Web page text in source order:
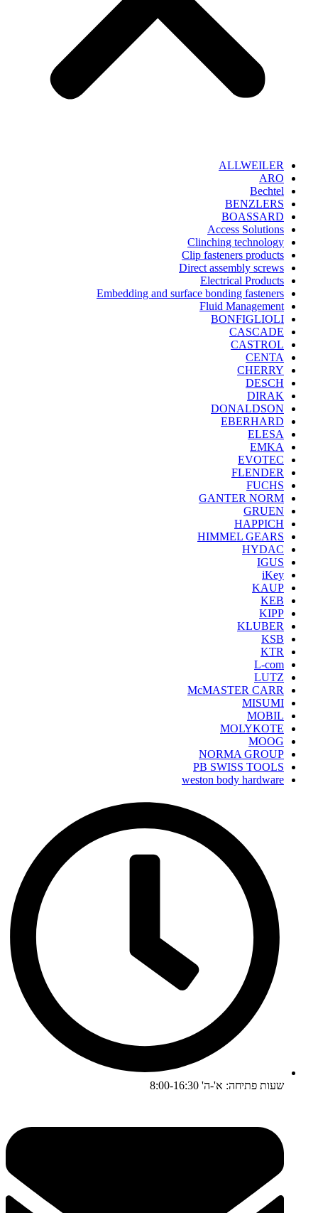
ALLWEILER
ARO
Bechtel
BENZLERS
BOASSARD
Access Solutions
Clinching technology
Clip fasteners products
Direct assembly screws
Electrical Products
Embedding and surface bonding fasteners
Fluid Management
BONFIGLIOLI
CASCADE
CASTROL
CENTA
CHERRY
DESCH
DIRAK
DONALDSON
EBERHARD
ELESA
EMKA
EVOTEC
FLENDER
FUCHS
GANTER NORM
GRUEN
HAPPICH
HIMMEL GEARS
HYDAC
IGUS
iKey
KAUP
KEB
KIPP
KLUBER
KSB
KTR
L-com
LUTZ
McMASTER CARR
MISUMI
MOBIL
MOLYKOTE
MOOG
NORMA GROUP
PB SWISS TOOLS
weston body hardware
שעות פתיחה: א'-ה' 8:00-16:30